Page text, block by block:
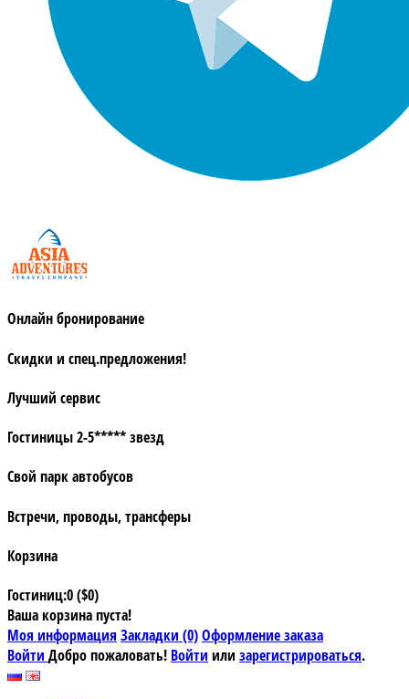
Онлайн бронирование
Скидки и спец.предложения!
Лучший сервис
Гостиницы 2-5***** звезд
Свой парк автобусов
Встречи, проводы, трансферы
Корзина
Гостиниц:0 ($0)
Ваша корзина пуста!
Моя информация Закладки (0)Оформление заказа
Войти Добро пожаловать! Войти или зарегистрироваться.